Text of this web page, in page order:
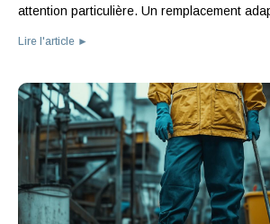
attention particulière. Un remplacement
Lire l'article ►